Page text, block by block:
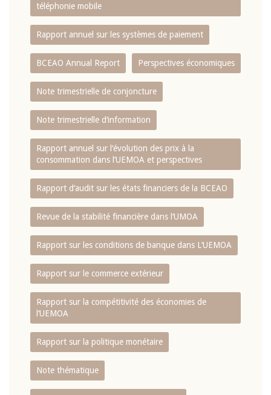
téléphonie mobile
Rapport annuel sur les systèmes de paiement
BCEAO Annual Report Perspectives économiques
Note trimestrielle de conjoncture
Note trimestrielle d‘information
Rapport annuel sur l‘évolution des prix à la
consommation dans l‘UEMOA et perspectives
Rapport d‘audit sur les états financiers de la BCEAO
Revue de la stabilité financière dans l‘UMOA
Rapport sur les conditions de banque dans L‘UEMOA
Rapport sur le commerce extérieur
Rapport sur la compétitivité des économies de
l‘UEMOA
Rapport sur la politique monétaire
Note thématique